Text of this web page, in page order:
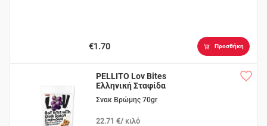
€1.70 Προσθήκη
PELLITO Lov Bites
Ελληνική Σταφίδα
Σνακ Βρώμης 70gr
22.71 €/ κιλό